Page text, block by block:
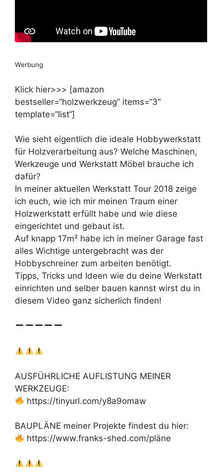
Werbung
Klick hier>>> [amazon
bestseller=“holzwerkzeug“ items=“3″
template=“list“]
Wie sieht eigentlich die ideale Hobbywerkstatt
für Holzverarbeitung aus? Welche Maschinen,
Werkzeuge und Werkstatt Möbel brauche ich
dafür?
In meiner aktuellen Werkstatt Tour 2018 zeige
ich euch, wie ich mir meinen Traum einer
Holzwerkstatt erfüllt habe und wie diese
eingerichtet und gebaut ist.
Auf knapp 17m² habe ich in meiner Garage fast
alles Wichtige untergebracht was der
Hobbyschreiner zum arbeiten benötigt.
Tipps, Tricks und Ideen wie du deine Werkstatt
einrichten und selber bauen kannst wirst du in
diesem Video ganz sicherlich finden!
AUSFÜHRLICHE AUFLISTUNG MEINER
WERKZEUGE:
https://tinyurl.com/y8a9omaw
BAUPLÄNE meiner Projekte findest du hier:
https://www.franks-shed.com/pläne